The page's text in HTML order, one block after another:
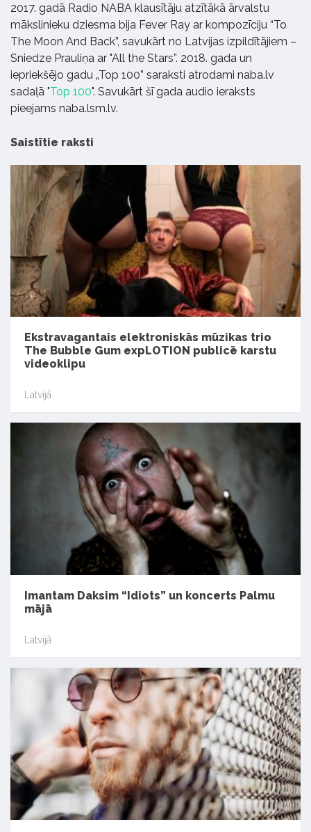
2017. gadā Radio NABA klausītāju atzītākā ārvalstu
mākslinieku dziesma bija Fever Ray ar kompozīciju “To
The Moon And Back”, savukārt no Latvijas izpildītājiem –
Sniedze Prauliņa ar "All the Stars”. 2018. gada un
iepriekšējo gadu „Top 100” saraksti atrodami naba.lv
sadaļā "Top 100". Savukārt šī gada audio ieraksts
pieejams naba.lsm.lv.
Saistītie raksti
Ekstravagantais elektroniskās mūzikas trio
The Bubble Gum expLOTION publicē karstu
videoklipu
Latvijā
Imantam Daksim “Idiots” un koncerts Palmu
mājā
Latvijā